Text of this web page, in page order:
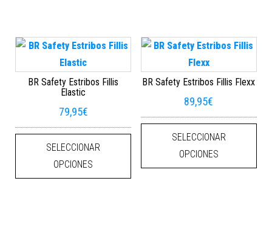
BR Safety Estribos Fillis
Elastic
79,95€
SELECCIONAR
OPCIONES
Este producto tiene múltiples
BR Safety Estribos Fillis Flexx
89,95€
SELECCIONAR
OPCIONES